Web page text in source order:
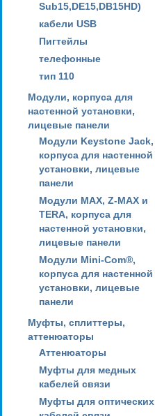
Sub15,DE15,DB15HD)
кабели USB
Пигтейлы
телефонные
тип 110
Модули, корпуса для
настенной установки,
лицевые панели
Модули Keystone Jack,
корпуса для настенной
установки, лицевые
панели
Модули MAX, Z-MAX и
TERA, корпуса для
настенной установки,
лицевые панели
Модули Mini-Com®,
корпуса для настенной
установки, лицевые
панели
Муфты, сплиттеры,
аттенюаторы
Аттенюаторы
Муфты для медных
кабелей связи
Муфты для оптических